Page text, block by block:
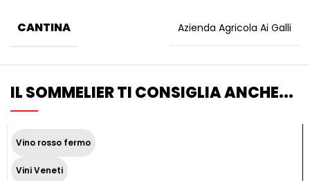
CANTINA Azienda Agricola Ai Galli
IL SOMMELIER TI CONSIGLIA ANCHE...
Vino rosso fermo
Vini Veneti